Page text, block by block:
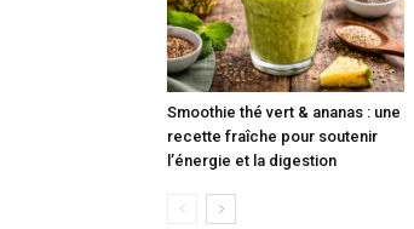
Smoothie thé vert & ananas : une
recette fraîche pour soutenir
l’énergie et la digestion